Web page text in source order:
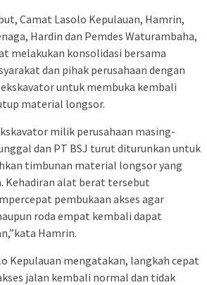
Camat Lasolo Kepulauan, Hamrin,
Hardin dan Pemdes Waturambaha,
melakukan konsolidasi bersama
dan pihak perusahaan dengan
untuk membuka kembali
material longsor.
milik perusahaan masing-
dan PT BSJ turut diturunkan untuk
timbunan material longsor yang
Kehadiran alat berat tersebut
pembukaan akses agar
roda empat kembali dapat
Hamrin.
Kepulauan mengatakan, langkah cepat
jalan kembali normal dan tidak